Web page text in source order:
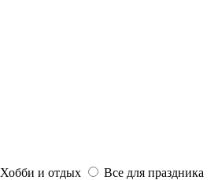
Хобби и отдых
Все для праздника